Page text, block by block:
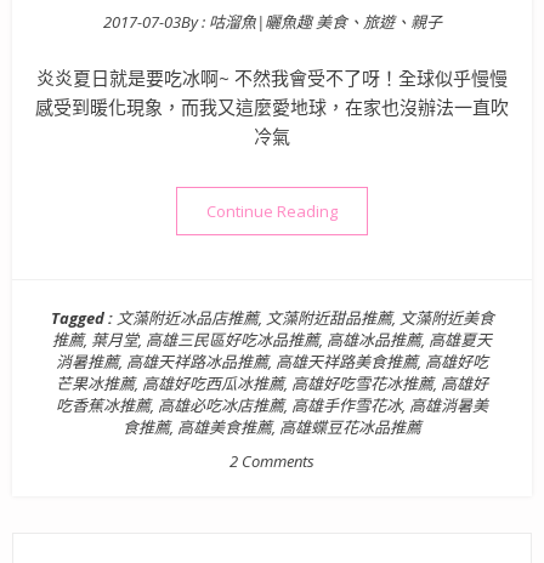
Posted on
2017-07-03By : 咕溜魚|曬魚趣 美食、旅遊、親子
炎炎夏日就是要吃冰啊~ 不然我會受不了呀！全球似乎慢慢
感受到暖化現象，而我又這麼愛地球，在家也沒辦法一直吹
冷氣
Continue Reading“【高雄消暑盛夏涼品美食】
Tagged : 文藻附近冰品店推薦, 文藻附近甜品推薦, 文藻附近美食
推薦, 葉月堂, 高雄三民區好吃冰品推薦, 高雄冰品推薦, 高雄夏天
消暑推薦, 高雄天祥路冰品推薦, 高雄天祥路美食推薦, 高雄好吃
芒果冰推薦, 高雄好吃西瓜冰推薦, 高雄好吃雪花冰推薦, 高雄好
吃香蕉冰推薦, 高雄必吃冰店推薦, 高雄手作雪花冰, 高雄消暑美
食推薦, 高雄美食推薦, 高雄蝶豆花冰品推薦
2 Comments